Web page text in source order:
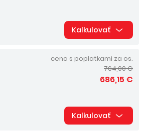
Kalkulovať
cena s poplatkami za os.
764,00 €
686,15 €
Kalkulovať